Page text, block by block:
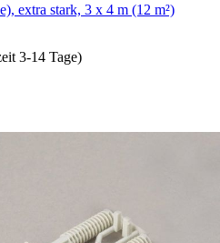
extra stark, 3 x 4 m (12 m²)
3-14 Tage)